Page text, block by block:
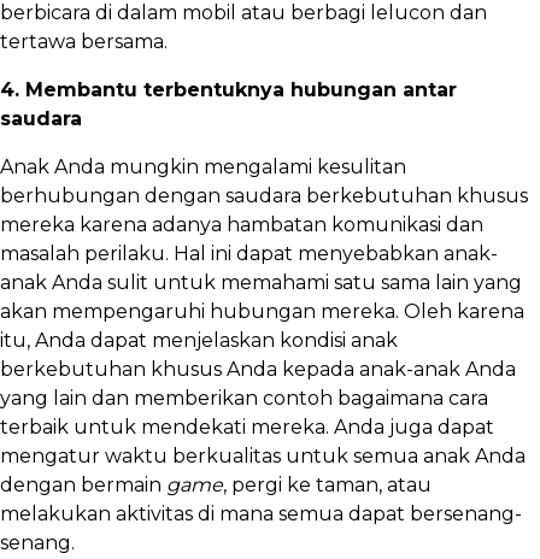
berbicara di dalam mobil atau berbagi lelucon dan
tertawa bersama.
4. Membantu terbentuknya hubungan antar
saudara
Anak Anda mungkin mengalami kesulitan
berhubungan dengan saudara berkebutuhan khusus
mereka karena adanya hambatan komunikasi dan
masalah perilaku. Hal ini dapat menyebabkan anak-
anak Anda sulit untuk memahami satu sama lain yang
akan mempengaruhi hubungan mereka. Oleh karena
itu, Anda dapat menjelaskan kondisi anak
berkebutuhan khusus Anda kepada anak-anak Anda
yang lain dan memberikan contoh bagaimana cara
terbaik untuk mendekati mereka. Anda juga dapat
mengatur waktu berkualitas untuk semua anak Anda
dengan bermain game, pergi ke taman, atau
melakukan aktivitas di mana semua dapat bersenang-
senang.